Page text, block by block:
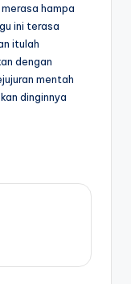
hampa
ini terasa
itulah
dengan
mentah
dinginnya